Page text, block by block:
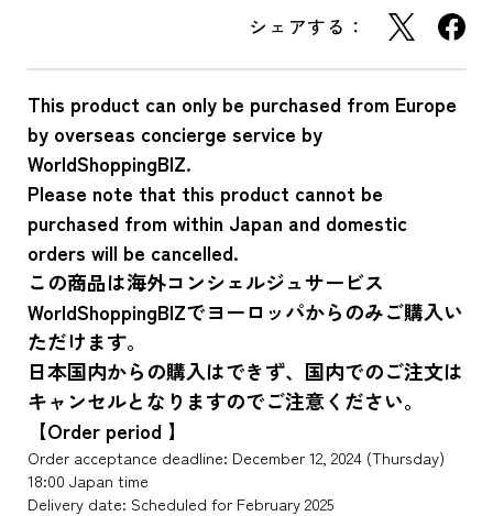
シェアする：
This product can only be purchased from Europe
by overseas concierge service by
WorldShoppingBIZ.
Please note that this product cannot be
purchased from within Japan and domestic
orders will be cancelled.
この商品は海外コンシェルジュサービス
WorldShoppingBIZでヨーロッパからのみご購入い
ただけます。
日本国内からの購入はできず、国内でのご注文は
キャンセルとなりますのでご注意ください。
【Order period 】
Order acceptance deadline: December 12, 2024 (Thursday)
18:00 Japan time
Delivery date: Scheduled for February 2025